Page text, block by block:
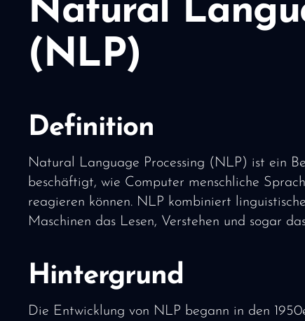
Natural
(NLP)
Definition
Natural Language Processing (NLP) ist ein
beschäftigt, wie Computer menschliche
reagieren können. NLP kombiniert
Maschinen das Lesen, Verstehen und sogar
Hintergrund
Die Entwicklung von NLP begann in den